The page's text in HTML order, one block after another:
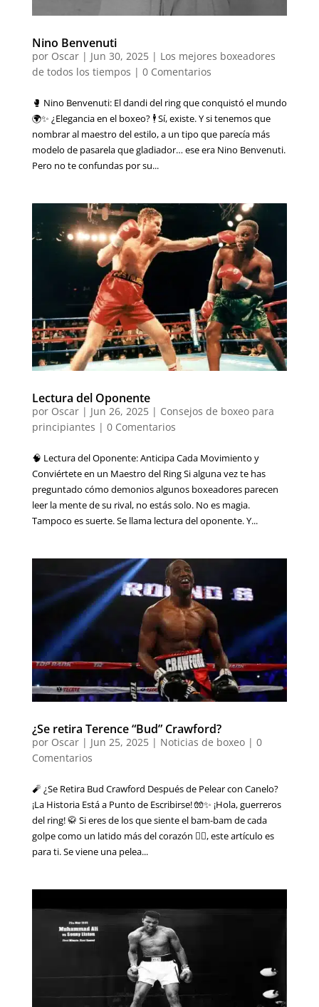
Nino Benvenuti
por Oscar| Jun 30, 2025| Los mejores boxeadores
de todos los tiempos | 0 Comentarios
🥊 Nino Benvenuti: El dandi del ring que conquistó el mundo
🌍✨ ¿Elegancia en el boxeo? 🕴️ Sí, existe. Y si tenemos que
nombrar al maestro del estilo, a un tipo que parecía más
modelo de pasarela que gladiador… ese era Nino Benvenuti.
Pero no te confundas por su...
Lectura del Oponente
por Oscar| Jun 26, 2025| Consejos de boxeo para
principiantes | 0 Comentarios
🧠 Lectura del Oponente: Anticipa Cada Movimiento y
Conviértete en un Maestro del Ring Si alguna vez te has
preguntado cómo demonios algunos boxeadores parecen
leer la mente de su rival, no estás solo. No es magia.
Tampoco es suerte. Se llama lectura del oponente. Y...
¿Se retira Terence “Bud” Crawford?
por Oscar| Jun 25, 2025| Noticias de boxeo| 0
Comentarios
🧨 ¿Se Retira Bud Crawford Después de Pelear con Canelo?
¡La Historia Está a Punto de Escribirse! 🧤✨ ¡Hola, guerreros
del ring! 🥋 Si eres de los que siente el bam-bam de cada
golpe como un latido más del corazón ❤️‍🔥, este artículo es
para ti. Se viene una pelea...